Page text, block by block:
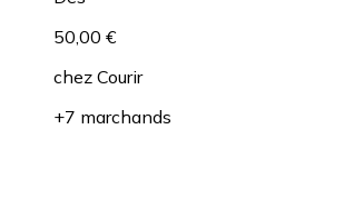
50,00 €
chez Courir
+7 marchands